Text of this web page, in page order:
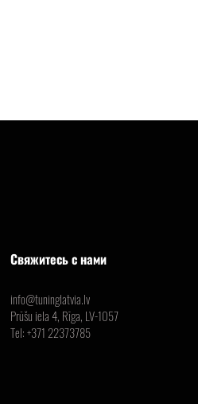
Свяжитесь с нами
info@tuninglatvia.lv
Prūšu iela 4, Rīga, LV-1057
Tel:+371 22373785